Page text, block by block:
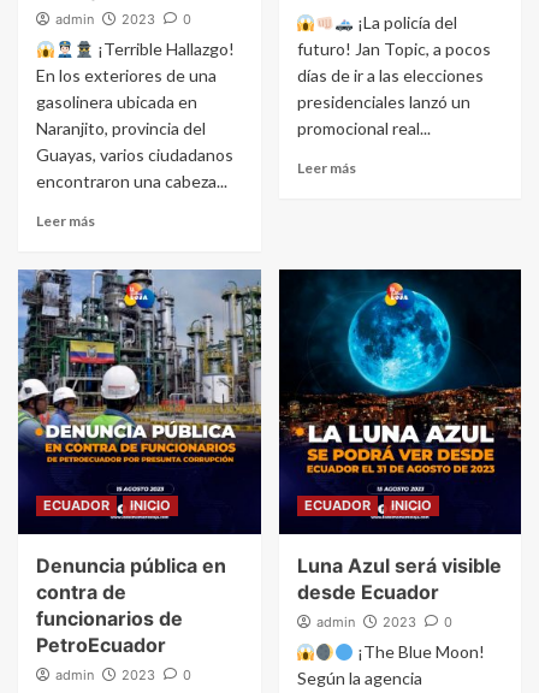
admin 2023 0
¡Terrible Hallazgo!
En los exteriores de una
gasolinera ubicada en
Naranjito, provincia del
Guayas, varios ciudadanos
encontraron una cabeza...
Leer más
¡La policía del
futuro! Jan Topic, a pocos
días de ir a las elecciones
presidenciales lanzó un
promocional real...
Leer más
ECUADOR INICIO
Denuncia pública en
contra de
funcionarios de
PetroEcuador
admin 2023 0
ECUADOR INICIO
Luna Azul será visible
desde Ecuador
admin 2023 0
¡The Blue Moon!
Según la agencia